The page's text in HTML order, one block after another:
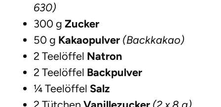
630)
300 g Zucker
50 g Kakaopulver (Backkakao)
2 Teelöffel Natron
2 Teelöffel Backpulver
¼ Teelöffel Salz